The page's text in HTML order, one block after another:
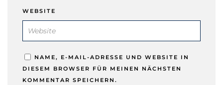
WEBSITE
NAME, E-MAIL-ADRESSE UND WEBSITE IN
DIESEM BROWSER FÜR MEINEN NÄCHSTEN
KOMMENTAR SPEICHERN.